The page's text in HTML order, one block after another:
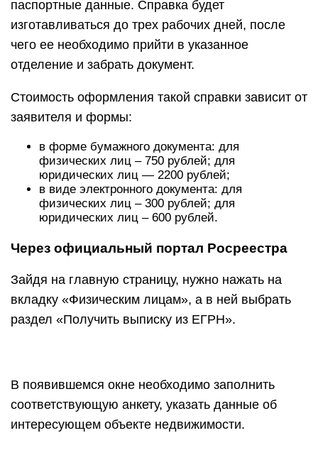
паспортные данные. Справка будет
изготавливаться до трех рабочих дней, после
чего ее необходимо прийти в указанное
отделение и забрать документ.
Стоимость оформления такой справки зависит от
заявителя и формы:
в форме бумажного документа: для
физических лиц – 750 рублей; для
юридических лиц — 2200 рублей;
в виде электронного документа: для
физических лиц – 300 рублей; для
юридических лиц – 600 рублей.
Через официальный портал Росреестра
Зайдя на главную страницу, нужно нажать на
вкладку «Физическим лицам», а в ней выбрать
раздел «Получить выписку из ЕГРН».
В появившемся окне необходимо заполнить
соответствующую анкету, указать данные об
интересующем объекте недвижимости.